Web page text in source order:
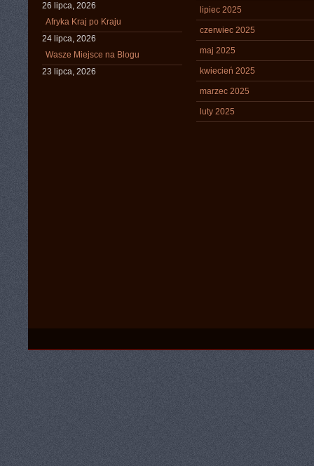
26 lipca, 2026
Afryka Kraj po Kraju
24 lipca, 2026
Wasze Miejsce na Blogu
23 lipca, 2026
lipiec 2025
czerwiec 2025
maj 2025
kwiecień 2025
marzec 2025
luty 2025